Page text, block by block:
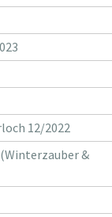
12/2022
&